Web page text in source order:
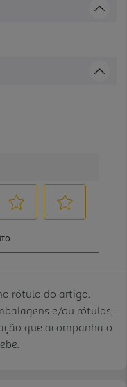
rótulo do artigo.
e/ou rótulos,
que acompanha o